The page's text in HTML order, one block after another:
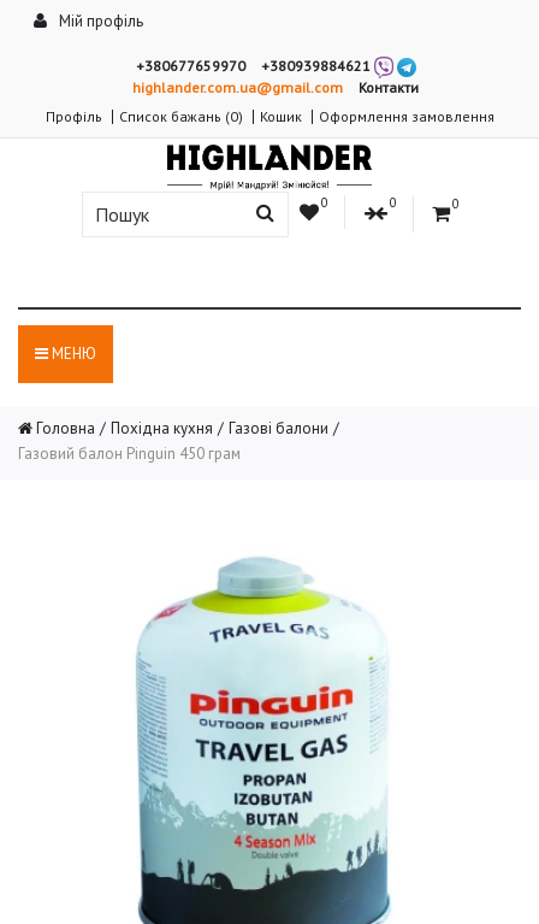
Мій профіль
+380677659970
+380939884621
highlander.com.ua@gmail.com
Контакти
Профіль
Список бажань (0) Кошик Оформлення замовлення
0 0 0
МЕНЮ
Головна Похідна кухня
Газові балони
Газовий балон Pinguin 450 грам